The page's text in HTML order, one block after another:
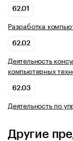
62.01
Разработка
62.02
Деятельность
компьютерных
62.03
Деятельность по
Другие